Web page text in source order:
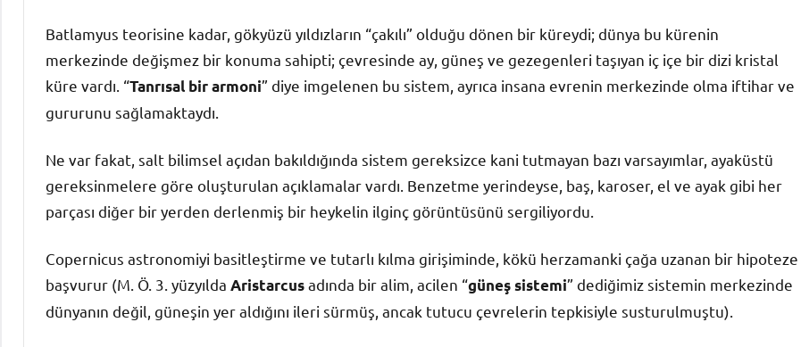
Batlamyus teorisine kadar, gökyüzü yıldızların “çakılı” olduğu dönen bir küreydi; dünya bu kürenin
merkezinde değişmez bir konuma sahipti; çevresinde ay, güneş ve gezegenleri taşıyan iç içe bir dizi kristal
küre vardı. “Tanrısal bir armoni” diye imgelenen bu sistem, ayrıca insana evrenin merkezinde olma iftihar ve
gururunu sağlamaktaydı.
Ne var fakat, salt bilimsel açıdan bakıldığında sistem gereksizce kani tutmayan bazı varsayımlar, ayaküstü
gereksinmelere göre oluşturulan açıklamalar vardı. Benzetme yerindeyse, baş, karoser, el ve ayak gibi her
parçası diğer bir yerden derlenmiş bir heykelin ilginç görüntüsünü sergiliyordu.
Copernicus astronomiyi basitleştirme ve tutarlı kılma girişiminde, kökü herzamanki çağa uzanan bir hipoteze
başvurur (M. Ö. 3. yüzyılda Aristarcusadında bir alim, acilen “güneş sistemi” dediğimiz sistemin merkezinde
dünyanın değil, güneşin yer aldığını ileri sürmüş, ancak tutucu çevrelerin tepkisiyle susturulmuştu).